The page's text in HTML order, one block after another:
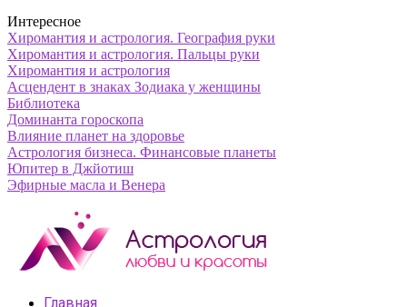
Интересное
Хиромантия и астрология. География руки
Хиромантия и астрология. Пальцы руки
Хиромантия и астрология
Асцендент в знаках Зодиака у женщины
Библиотека
Доминанта гороскопа
Влияние планет на здоровье
Астрология бизнеса. Финансовые планеты
Юпитер в Джйотиш
Эфирные масла и Венера
Главная